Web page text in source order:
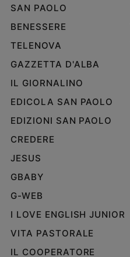
SAN PAOLO
BENESSERE
TELENOVA
GAZZETTA D'ALBA
IL GIORNALINO
EDICOLA SAN PAOLO
EDIZIONI SAN PAOLO
CREDERE
JESUS
GBABY
G-WEB
I LOVE ENGLISH JUNIOR
VITA PASTORALE
IL COOPERATORE